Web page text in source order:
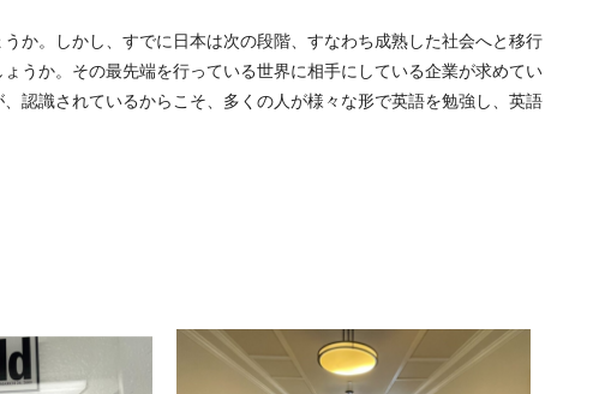
か。しかし、すでに日本は次の段階、すなわち成熟した社会へと移行
うか。その最先端を行っている世界に相手にしている企業が求めてい
認識されているからこそ、多くの人が様々な形で英語を勉強し、英語